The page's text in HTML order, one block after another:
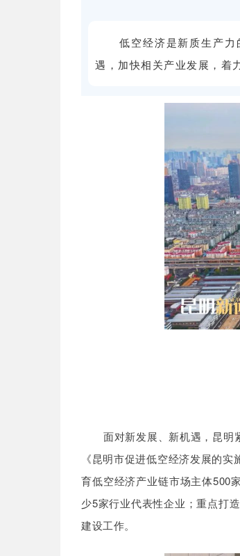
低空经济是新质生产
遇，加快相关产业发展，着
面对新发展、新机遇，昆明
《昆明市促进低空经济发展的
育低空经济产业链市场主体500
少5家行业代表性企业；重点打
建设工作。